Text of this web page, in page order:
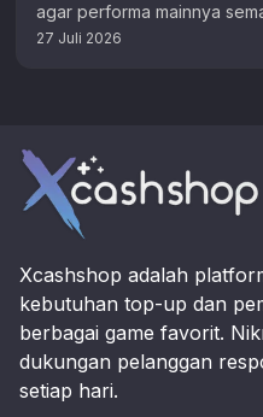
agar performa mainnya
ini, setting berperan penting
27 Juli 2026
Xcashshop adalah
kebutuhan top-up dan
berbagai game favorit.
dukungan pelanggan
setiap hari.